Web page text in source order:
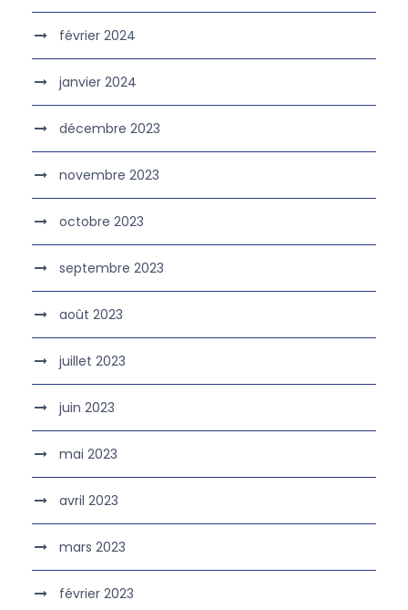
février 2024
janvier 2024
décembre 2023
novembre 2023
octobre 2023
septembre 2023
août 2023
juillet 2023
juin 2023
mai 2023
avril 2023
mars 2023
février 2023